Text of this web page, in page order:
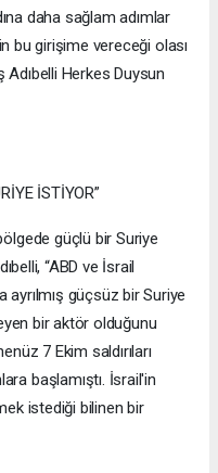
daha sağlam adımlar
bu girişime vereceği olası
Adıbelli Herkes Duysun
İSTİYOR”
güçlü bir Suriye
“ABD ve İsrail
güçsüz bir Suriye
bir aktör olduğunu
7 Ekim saldırıları
başlamıştı. İsrail'in
istediği bilinen bir